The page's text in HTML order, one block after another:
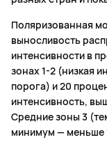
Поляризованная
выносливость
интенсивности в
зонах 1-2 (низкая
порога) и 20
интенсивность,
Средние зоны 3
минимум — меньше